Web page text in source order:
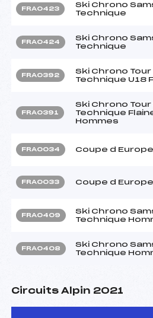
FRA0423
Ski Chrono
Technique
FRA0424
Ski Chrono
Technique
FRA0392
Ski Chrono Tour
Technique U18
FRA0391
Ski Chrono Tour
Technique
Hommes
FRA0034 Coupe d Europe
FRA0033 Coupe d Europe
FRA0409
Ski Chrono
Technique
FRA0408
Ski Chrono
Technique
Circuits Alpin 2021